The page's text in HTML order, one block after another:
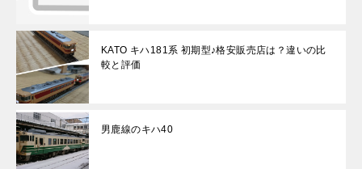
KATO キハ181系 初期型♪格安販売店は？違いの比
較と評価
男鹿線のキハ40